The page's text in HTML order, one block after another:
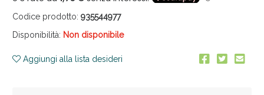
Codice prodotto: 935544977
Disponibilità: Non disponibile
Aggiungi alla lista desideri